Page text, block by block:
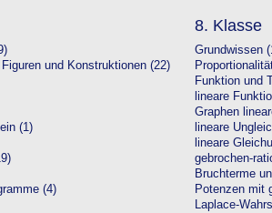
und Konstruktionen (22)
(1)
(4)
8. Klasse
Grundwissen
Funktion und
lineare
Graphen
lineare
lineare
gebrochen-
Bruchterme
Potenzen mit
Laplace-